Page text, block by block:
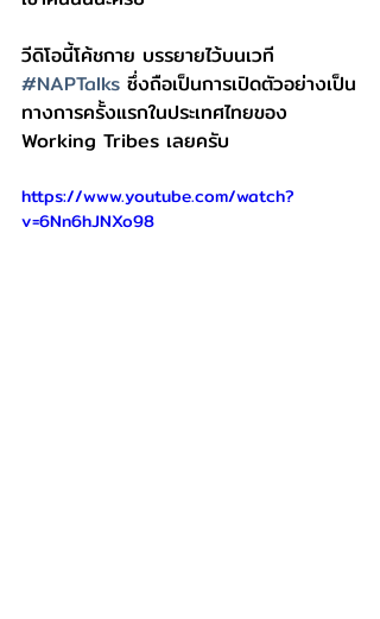
วีดิโอนี้โค้ชกาย บรรยายไว้บนเวที
#NAPTalks ซึ่งถือเป็นการเปิดตัวอย่างเป็น
ทางการครั้งแรกในประเทศไทยของ
Working Tribes เลยครับ
https://www.youtube.com/watch?
v=6Nn6hJNXo98